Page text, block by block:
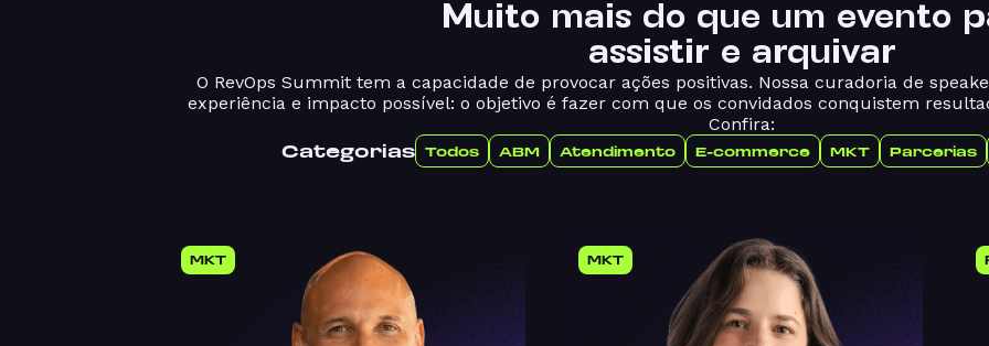
Muito mais do que um evento
assistir e arquivar
O RevOps Summit tem a capacidade de provocar ações positivas. Nossa curadoria de
experiência e impacto possível: o objetivo é fazer com que os convidados conquistem
Confira:
Categorias Todos ABM Atendimento E-commerce MKT Parcerias
MKT MKT